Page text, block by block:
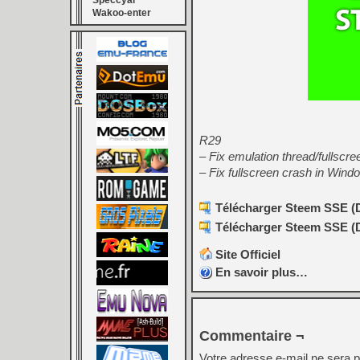
Wakoo-enter
R29
– Fix emulation thread/
– Fix fullscreen crash in
Télécharger Steem SSE
Télécharger Steem SSE
Site Officiel
En savoir plus…
Commentaire ¬